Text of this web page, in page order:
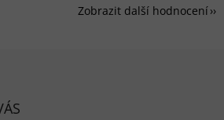
Zobrazit další hodnocení